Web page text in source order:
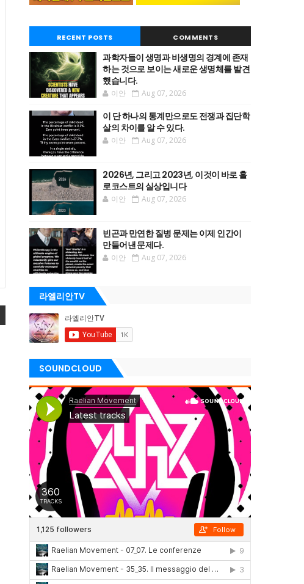
RECENT POSTS COMMENTS
과학자들이 생명과 비생명의 경계에 존재
하는 것으로 보이는 새로운 생명체를 발견
했습니다.
이안 Aug 07, 2026
이 단 하나의 통계만으로도 전쟁과 집단학
살의 차이를 알 수 있다.
이안 Aug 07, 2026
2026년, 그리고 2023년, 이것이 바로 홀
로코스트의 실상입니다
이안 Aug 07, 2026
빈곤과 만연한 질병 문제는 이제 인간이
만들어낸 문제다.
이안 Aug 07, 2026
라엘리안TV
SOUNDCLOUD